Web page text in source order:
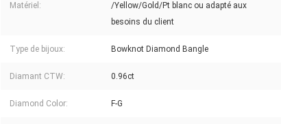
Matériel:
/Yellow/Gold/Pt blanc ou adapté aux
besoins du client
Type de bijoux: Bowknot Diamond Bangle
Diamant CTW: 0.96ct
Diamond Color: F-G